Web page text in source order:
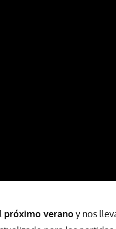
próximo verano y nos